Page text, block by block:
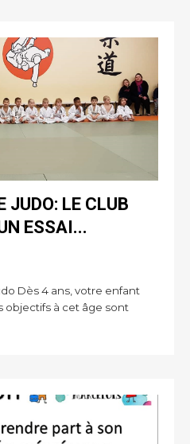
JUDO: LE CLUB
ESSAI...
Dès 4 ans, votre enfant
objectifs à cet âge sont